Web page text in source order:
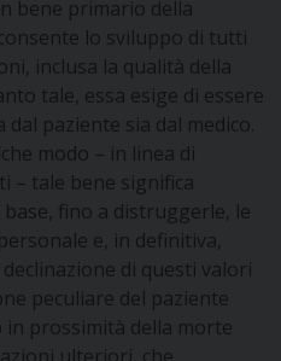
bene primario della
lo sviluppo di tutti
inclusa la qualità della
tale, essa esige di essere
paziente sia dal medico.
modo – in linea di
– tale bene significa
fino a distruggerle, le
e, in definitiva,
di questi valori
peculiare del paziente
prossimità della morte